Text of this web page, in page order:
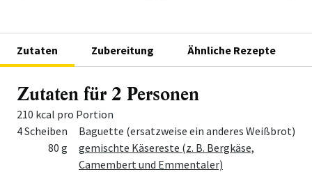
Zutaten Zubereitung Ähnliche Rezepte
Zutaten für 2 Personen
210 kcal pro Portion
MengeZutat
4 Scheiben
Baguette (ersatzweise ein anderes Weißbrot)
80 g
gemischte Käsereste (z. B. Bergkäse,
Camembert und Emmentaler)